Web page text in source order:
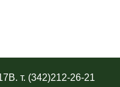
т. (342)212-26-21